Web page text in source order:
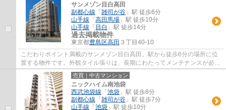
サンメゾン目白高田
副都心線 「 雑司が谷 」駅 徒歩6分
山手線 「 高田馬場 」駅 徒歩10分
山手線 「 目白 」駅 徒歩14分
過去掲載物件
東京都豊島区高田 ３丁目40-10
こだわりポイント満載のサンメゾン目白高田。駅から徒歩6分の場所に位
置する物件です。外観タイル張りは、長期にわたってメンテナンスが必要
ありません。平成28年2月築のコチラの物件...
売買｜中古マンション
ニックハイム南池袋
西武池袋線 「 池袋 」駅 徒歩8分
副都心線 「 雑司が谷 」駅 徒歩7分
山手線 「 池袋 」駅 徒歩10分